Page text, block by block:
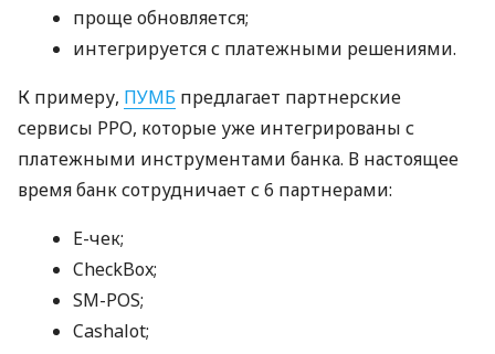
проще обновляется;
интегрируется с платежными решениями.
К примеру, ПУМБ предлагает партнерские
сервисы РРО, которые уже интегрированы с
платежными инструментами банка. В настоящее
время банк сотрудничает с 6 партнерами:
E-чек;
CheckBox;
SM-POS;
Cashalot;